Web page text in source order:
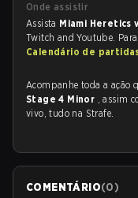
Onde assistir
Assista Miami Heretics
Twitch and Youtube.
Calendário de
Acompanhe toda a ação
Stage 4 Minor , assim
vivo, tudo na Strafe.
COMENTÁRIO(0)